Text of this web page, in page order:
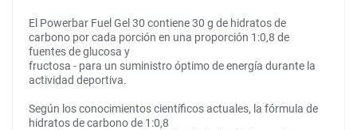
El Powerbar Fuel Gel 30 contiene 30 g de hidratos de
carbono por cada porción en una proporción 1:0,8 de
fuentes de glucosa y
fructosa - para un suministro óptimo de energía durante la
actividad deportiva.
Según los conocimientos científicos actuales, la fórmula de
hidratos de carbono de 1:0,8